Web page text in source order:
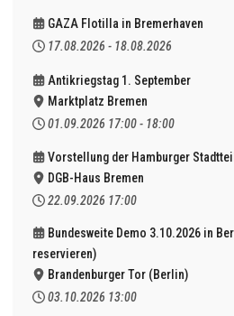
GAZA Flotilla in Bremerhaven
17.08.2026 - 18.08.2026
Antikriegstag 1. September
Marktplatz Bremen
01.09.2026 17:00 - 18:00
Vorstellung der Hamburger
DGB-Haus Bremen
22.09.2026 17:00
Bundesweite Demo 3.10.2026 in
reservieren)
Brandenburger Tor (Berlin)
03.10.2026 13:00